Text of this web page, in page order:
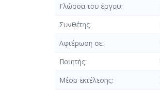
Γλώσσα του έργου
Συνθέτης
Αφιέρωση σε
Ποιητής
Μέσο εκτέλεσης